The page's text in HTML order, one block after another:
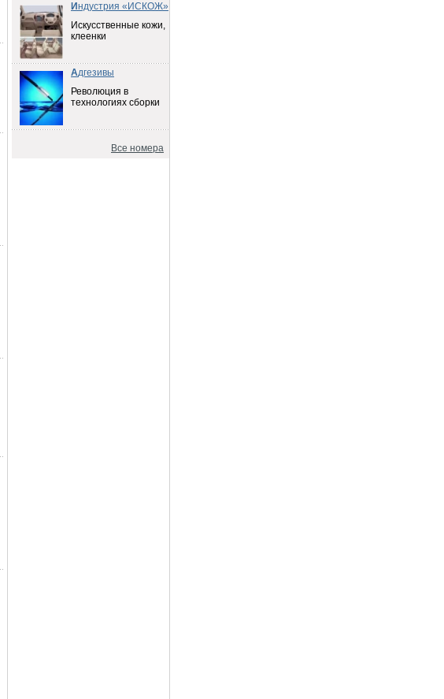
Индустрия «ИСКОЖ»
Искусственные кожи,
клеенки
Адгезивы
Революция в
технологиях сборки
Все номера